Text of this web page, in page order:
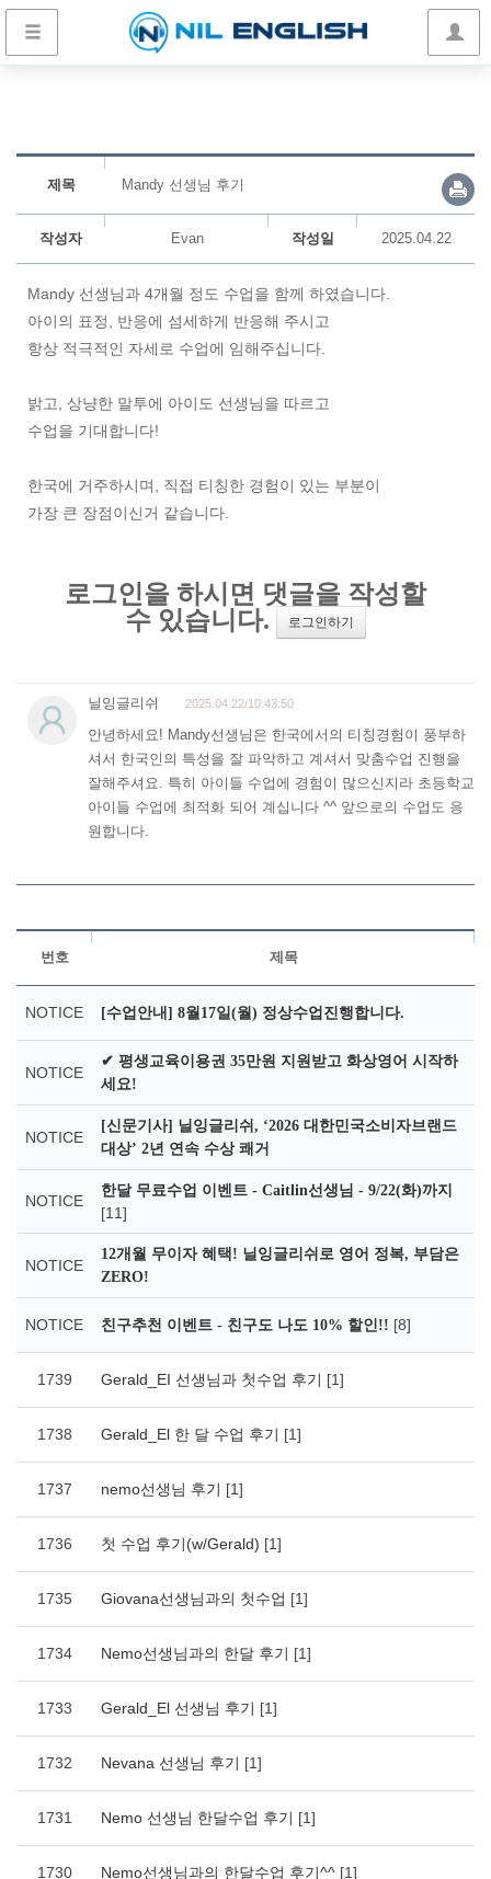
제목 Mandy 선생님 후기
작성자 Evan 작성일 2025.04.22
Mandy 선생님과 4개월 정도 수업을 함께 하였습니다.
아이의 표정, 반응에 섬세하게 반응해 주시고
항상 적극적인 자세로 수업에 임해주십니다.
밝고, 상냥한 말투에 아이도 선생님을 따르고
수업을 기대합니다!
한국에 거주하시며, 직접 티칭한 경험이 있는 부분이
가장 큰 장점이신거 같습니다.